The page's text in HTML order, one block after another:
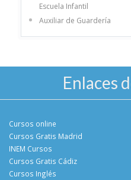
Escuela Infantil
Auxiliar de Guardería
Enlaces
Cursos online
Cursos Gratis Madrid
INEM Cursos
Cursos Gratis Cádiz
Cursos Inglés